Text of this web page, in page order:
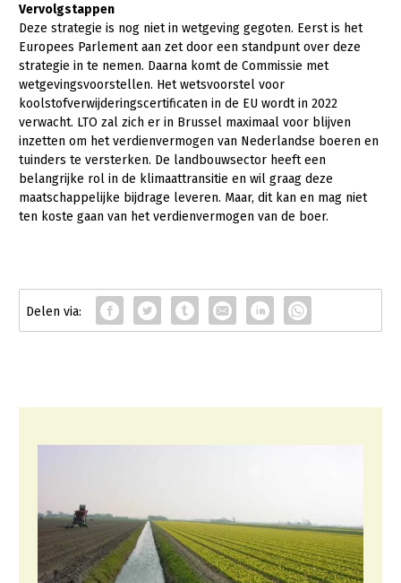
Vervolgstappen
Deze strategie is nog niet in wetgeving gegoten. Eerst is het
Europees Parlement aan zet door een standpunt over deze
strategie in te nemen. Daarna komt de Commissie met
wetgevingsvoorstellen. Het wetsvoorstel voor
koolstofverwijderingscertificaten in de EU wordt in 2022
verwacht. LTO zal zich er in Brussel maximaal voor blijven
inzetten om het verdienvermogen van Nederlandse boeren en
tuinders te versterken. De landbouwsector heeft een
belangrijke rol in de klimaattransitie en wil graag deze
maatschappelijke bijdrage leveren. Maar, dit kan en mag niet
ten koste gaan van het verdienvermogen van de boer.